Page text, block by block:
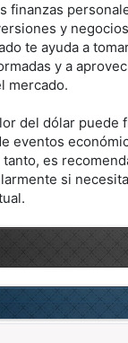
finanzas
y
te ayuda a
y a
mercado.
del dólar puede
eventos
es
si